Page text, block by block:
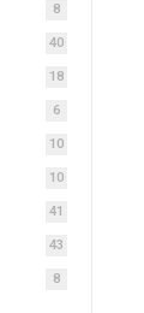
8
40
18
6
10
10
41
43
8